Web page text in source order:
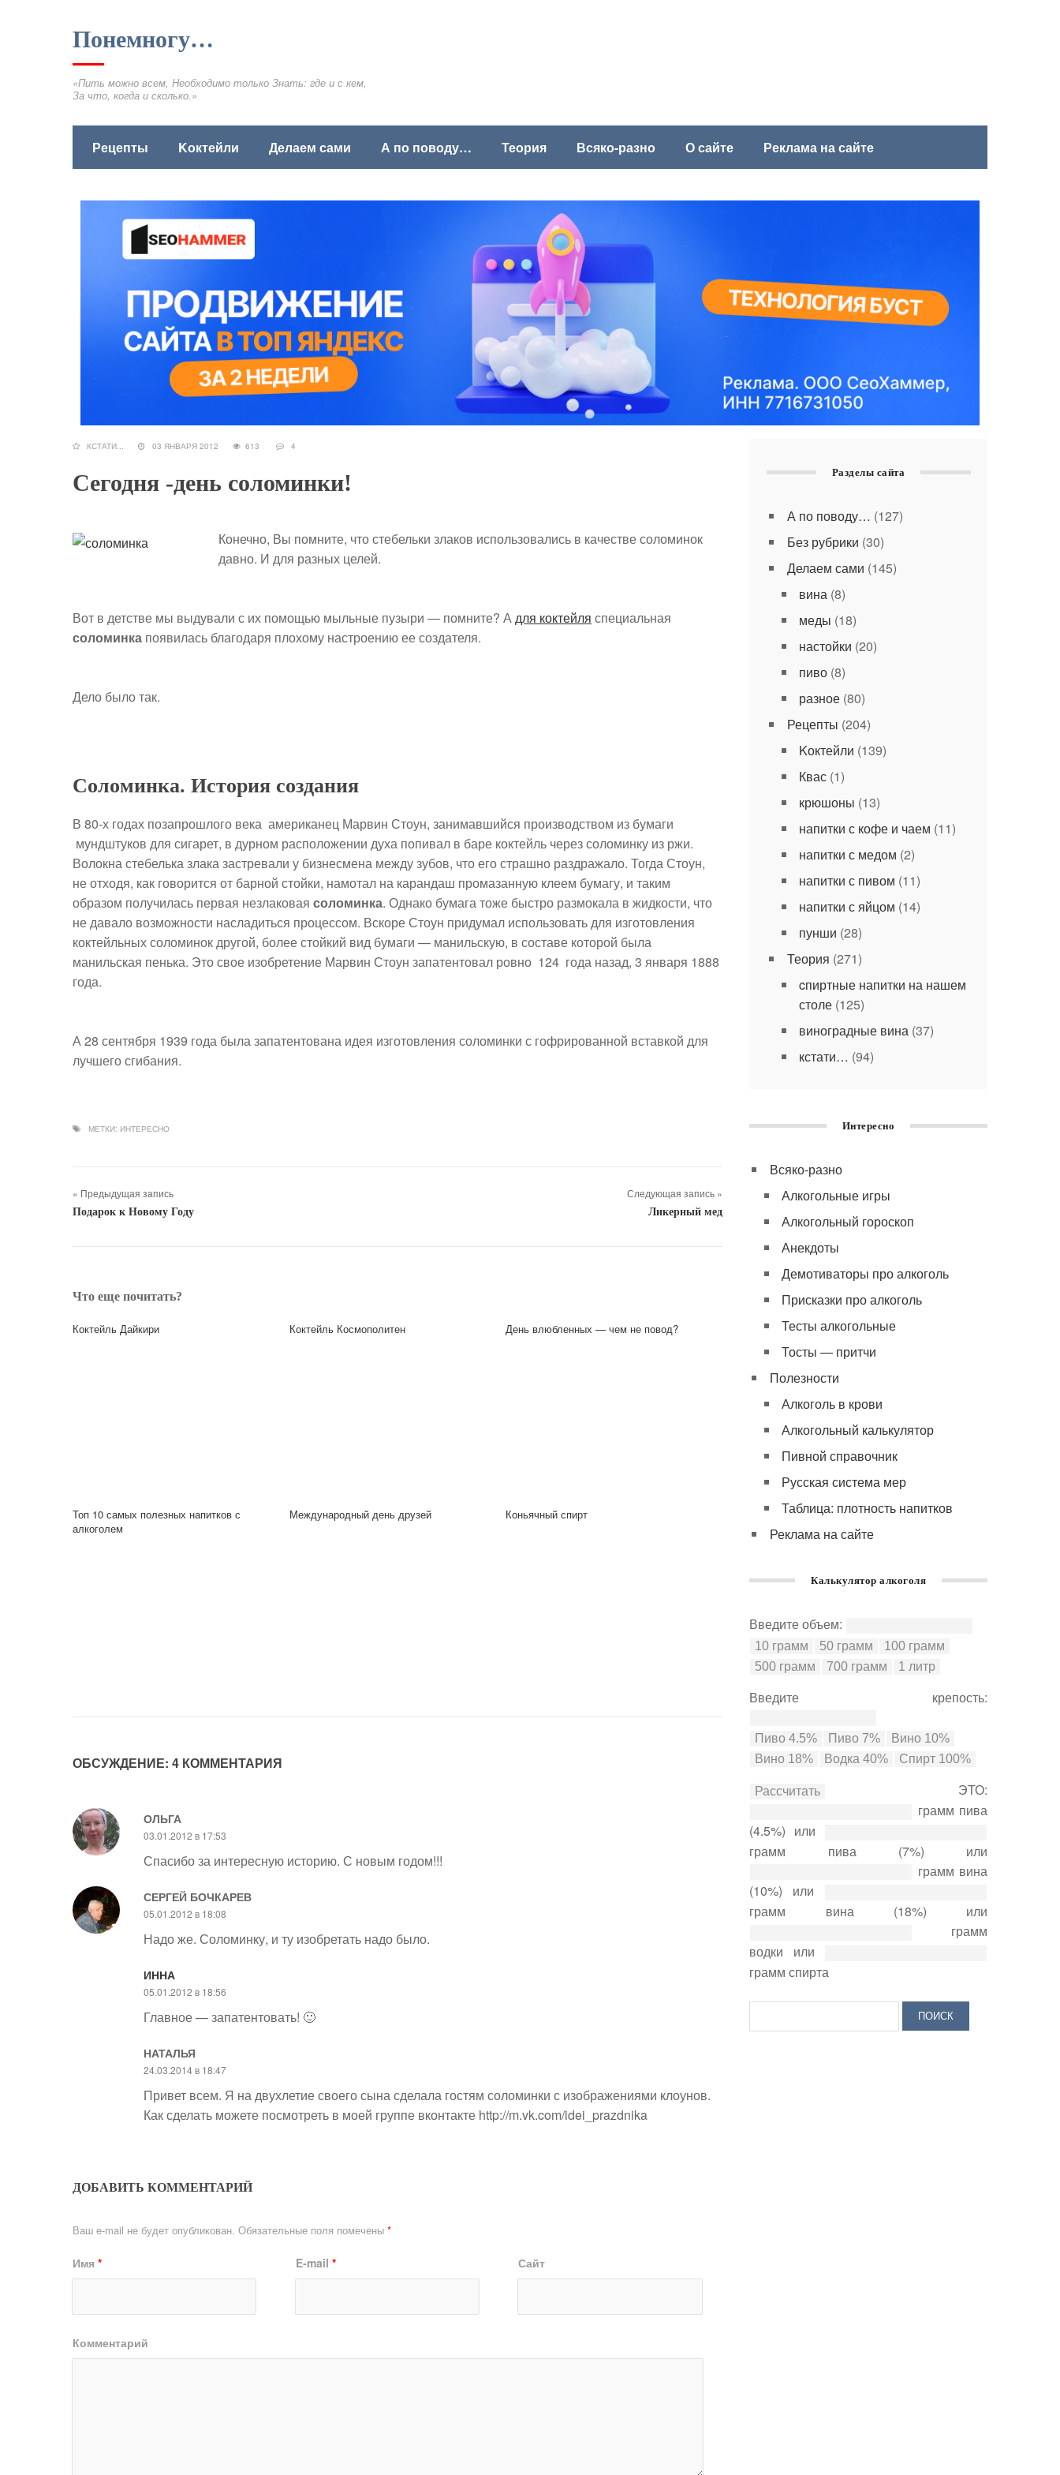
Понемногу…
«Пить можно всем, Необходимо только Знать: где и с кем,
За что, когда и сколько.»
Рецепты Kоктейли Делаем сами А по поводу… Теория Всяко-разно О сайте Реклама на сайте
КСТАТИ... 03 ЯНВАРЯ 2012 613 4
Сегодня -день соломинки!
Конечно, Вы помните, что стебельки злаков использовались в качестве соломинок
давно. И для разных целей.
Вот в детстве мы выдували с их помощью мыльные пузыри — помните? Адля коктейля специальная
соломинка появилась благодаря плохому настроению ее создателя.
Дело было так.
Соломинка. История создания
В 80-х годах позапрошлого века американец Марвин Стоун, занимавшийся производством из бумаги
мундштуков для сигарет, в дурном расположении духа попивал в баре коктейль через соломинку из ржи.
Волокна стебелька злака застревали у бизнесмена между зубов, что его страшно раздражало. Тогда Стоун,
не отходя, как говорится от барной стойки, намотал на карандаш промазанную клеем бумагу, и таким
образом получилась первая незлаковая соломинка. Однако бумага тоже быстро размокала в жидкости, что
не давало возможности насладиться процессом. Вскоре Стоун придумал использовать для изготовления
коктейльных соломинок другой, более стойкий вид бумаги — манильскую, в составе которой была
манильская пенька. Это свое изобретение Марвин Стоун запатентовал ровно 124 года назад, 3 января 1888
года.
А 28 сентября 1939 года была запатентована идея изготовления соломинки с гофрированной вставкой для
лучшего сгибания.
МЕТКИ: ИНТЕРЕСНО
« Предыдущая запись
Подарок к Новому Году
Следующая запись »
Ликерный мед
Что еще почитать?
Коктейль Дайкири Коктейль Космополитен День влюбленных — чем не повод?
Топ 10 самых полезных напитков с
алкоголем
Международный день друзей Коньячный спирт
ОБСУЖДЕНИЕ: 4 КОММЕНТАРИЯ
ОЛЬГА
03.01.2012 в 17:53
Спасибо за интересную историю. С новым годом!!!
СЕРГЕЙ БОЧКАРЕВ
05.01.2012 в 18:08
Надо же. Соломинку, и ту изобретать надо было.
ИННА
05.01.2012 в 18:56
Главное — запатентовать! 🙂
НАТАЛЬЯ
24.03.2014 в 18:47
Привет всем. Я на двухлетие своего сына сделала гостям соломинки с изображениями клоунов.
Как сделать можете посмотреть в моей группе вконтакте http://m.vk.com/idei_prazdnika
ДОБАВИТЬ КОММЕНТАРИЙ
Ваш e-mail не будет опубликован. Обязательные поля помечены *
Имя * E-mail * Сайт
Комментарий
Разделы сайта
А по поводу… (127)
Без рубрики (30)
Делаем сами (145)
вина(8)
меды (18)
настойки (20)
пиво(8)
разное(80)
Рецепты (204)
Kоктейли (139)
Квас(1)
крюшоны (13)
напитки с кофе и чаем (11)
напитки с медом (2)
напитки с пивом (11)
напитки с яйцом (14)
пунши (28)
Теория (271)
cпиртные напитки на нашем
столе(125)
виноградные вина(37)
кстати… (94)
Интересно
Всяко-разно
Алкогольные игры
Алкогольный гороскоп
Анекдоты
Демотиваторы про алкоголь
Присказки про алкоголь
Тесты алкогольные
Тосты — притчи
Полезности
Алкоголь в крови
Алкогольный калькулятор
Пивной справочник
Русская система мер
Таблица: плотность напитков
Реклама на сайте
Калькулятор алкоголя
Введите объем:
Введите крепость:
ЭТО:
грамм пива
(4.5%) или
грамм пива (7%) или
грамм вина
(10%) или
грамм вина (18%) или
грамм
водки или
грамм спирта